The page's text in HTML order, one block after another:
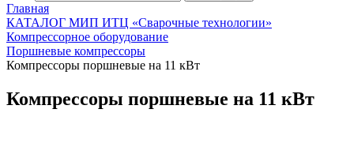
Главная
КАТАЛОГ МИП ИТЦ «Сварочные технологии»
Компрессорное оборудование
Поршневые компрессоры
Компрессоры поршневые на 11 кВт
Компрессоры поршневые на 11 кВт